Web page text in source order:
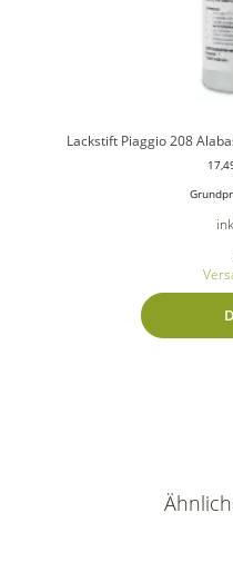
Lackstift Piaggio 208